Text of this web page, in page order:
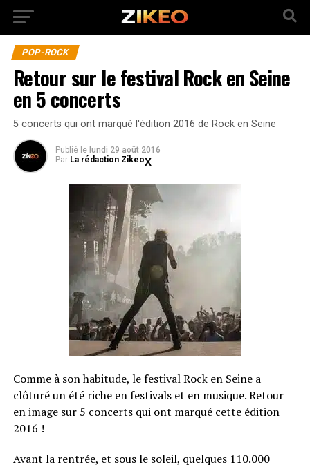
POP-ROCK
Retour sur le festival Rock en Seine
en 5 concerts
5 concerts qui ont marqué l'édition 2016 de Rock en Seine
Publié le lundi 29 août 2016
Par La rédaction Zikeo
Comme à son habitude, le festival Rock en Seine a
clôturé un été riche en festivals et en musique. Retour
en image sur 5 concerts qui ont marqué cette édition
2016 !
Avant la rentrée, et sous le soleil, quelques 110.000